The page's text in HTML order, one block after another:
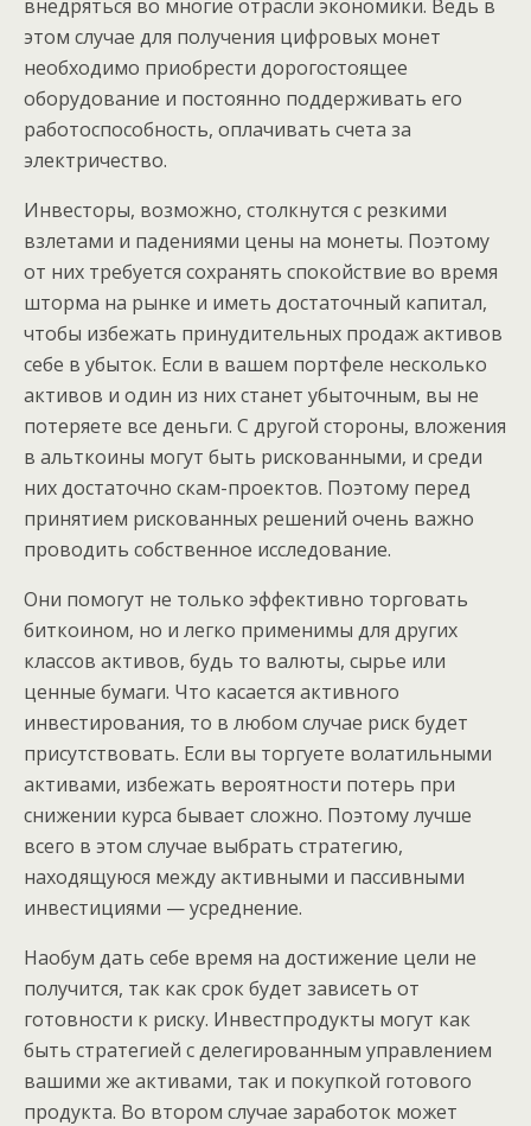
внедряться во многие отрасли экономики. Ведь в
этом случае для получения цифровых монет
необходимо приобрести дорогостоящее
оборудование и постоянно поддерживать его
работоспособность, оплачивать счета за
электричество.
Инвесторы, возможно, столкнутся с резкими
взлетами и падениями цены на монеты. Поэтому
от них требуется сохранять спокойствие во время
шторма на рынке и иметь достаточный капитал,
чтобы избежать принудительных продаж активов
себе в убыток. Если в вашем портфеле несколько
активов и один из них станет убыточным, вы не
потеряете все деньги. С другой стороны, вложения
в альткоины могут быть рискованными, и среди
них достаточно скам-проектов. Поэтому перед
принятием рискованных решений очень важно
проводить собственное исследование.
Они помогут не только эффективно торговать
биткоином, но и легко применимы для других
классов активов, будь то валюты, сырье или
ценные бумаги. Что касается активного
инвестирования, то в любом случае риск будет
присутствовать. Если вы торгуете волатильными
активами, избежать вероятности потерь при
снижении курса бывает сложно. Поэтому лучше
всего в этом случае выбрать стратегию,
находящуюся между активными и пассивными
инвестициями — усреднение.
Наобум дать себе время на достижение цели не
получится, так как срок будет зависеть от
готовности к риску. Инвестпродукты могут как
быть стратегией с делегированным управлением
вашими же активами, так и покупкой готового
продукта. Во втором случае заработок может